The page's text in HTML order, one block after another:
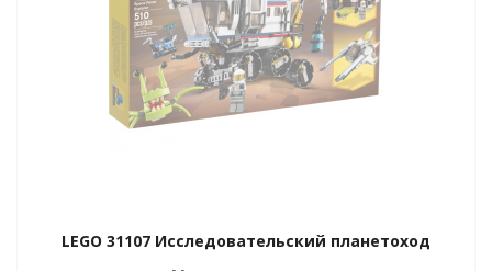
LEGO 31107 Исследовательский планетоход